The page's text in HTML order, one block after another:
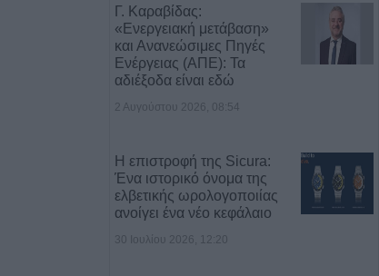
Γ. Καραβίδας:
«Ενεργειακή μετάβαση»
και Ανανεώσιμες Πηγές
Ενέργειας (ΑΠΕ): Τα
αδιέξοδα είναι εδώ
2 Αυγούστου 2026, 08:54
Η επιστροφή της Sicura:
Ένα ιστορικό όνομα της
ελβετικής ωρολογοποιίας
ανοίγει ένα νέο κεφάλαιο
30 Ιουλίου 2026, 12:20